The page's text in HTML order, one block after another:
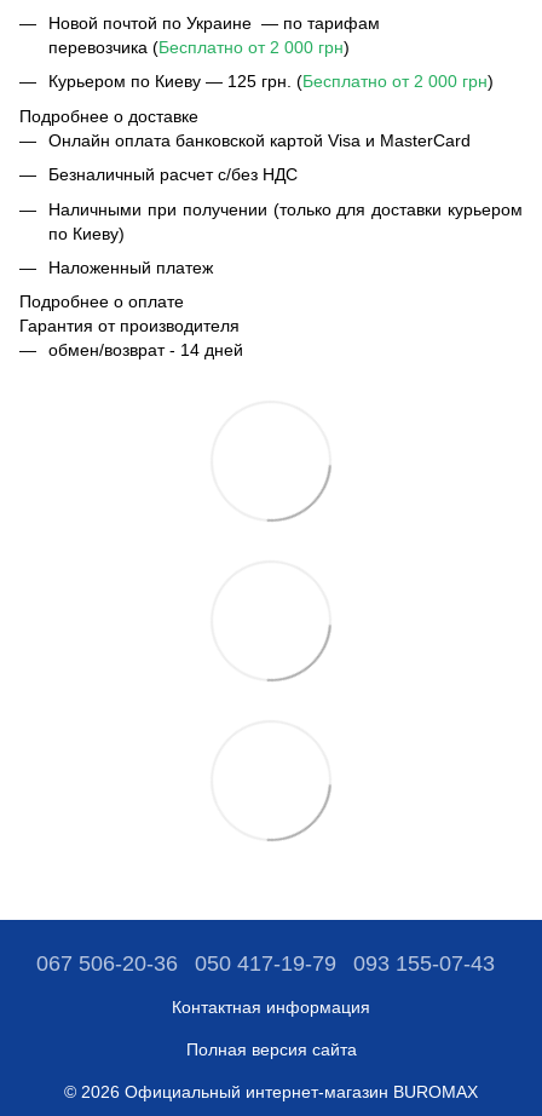
Новой почтой по Украине — по тарифам
перевозчика (Бесплатно от 2 000 грн)
Курьером по Киеву — 125 грн. (Бесплатно от 2 000 грн)
Подробнее о доставке
Онлайн оплата банковской картой Visa и MasterCard
Безналичный расчет с/без НДС
Наличными при получении (только для доставки курьером
по Киеву)
Наложенный платеж
Подробнее о оплате
Гарантия от производителя
обмен/возврат - 14 дней
067 506-20-36 050 417-19-79 093 155-07-43
Контактная информация
Полная версия сайта
© 2026 Официальный интернет-магазин BUROMAX